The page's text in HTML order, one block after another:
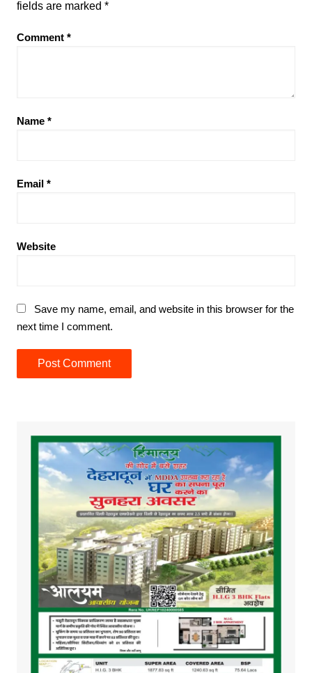
fields are marked *
Comment *
Name *
Email *
Website
Save my name, email, and website in this browser for the
next time I comment.